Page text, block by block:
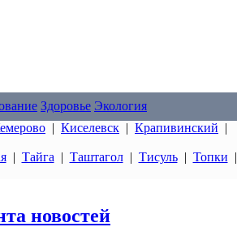
Здоровье Экология
| Киселевск | Крапивинский |
| Тайга | Таштагол| Тисуль| Топки |
новостей